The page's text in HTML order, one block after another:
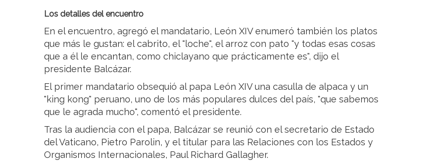
Los detalles del encuentro
En el encuentro, agregó el mandatario, León XIV enumeró también los platos
que más le gustan: el cabrito, el "loche", el arroz con pato "y todas esas cosas
que a él le encantan, como chiclayano que prácticamente es", dijo el
presidente Balcázar.
El primer mandatario obsequió al papa León XIV una casulla de alpaca y un
"king kong" peruano, uno de los más populares dulces del país, "que sabemos
que le agrada mucho", comentó el presidente.
Tras la audiencia con el papa, Balcázar se reunió con el secretario de Estado
del Vaticano, Pietro Parolin, y el titular para las Relaciones con los Estados y
Organismos Internacionales, Paul Richard Gallagher.